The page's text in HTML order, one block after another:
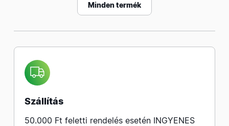
Minden termék
Szállítás
50.000 Ft feletti rendelés esetén INGYENES